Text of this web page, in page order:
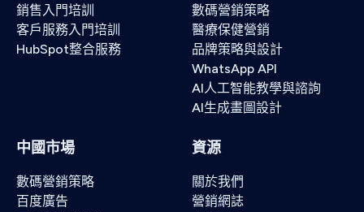
銷售入門培訓
客戶服務入門培訓
HubSpot整合服務
數碼營銷策略
醫療保健營銷
品牌策略與設計
WhatsApp API
AI人工智能教學與諮詢
AI生成畫圖設計
中國市場
數碼營銷策略
百度廣告
資源
關於我們
營銷網誌